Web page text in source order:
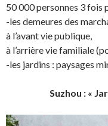
50 000 personnes 3 fois
-les demeures des
à l’avant vie publique,
à l’arrière vie familiale
-les jardins : paysages
Suzhou : «